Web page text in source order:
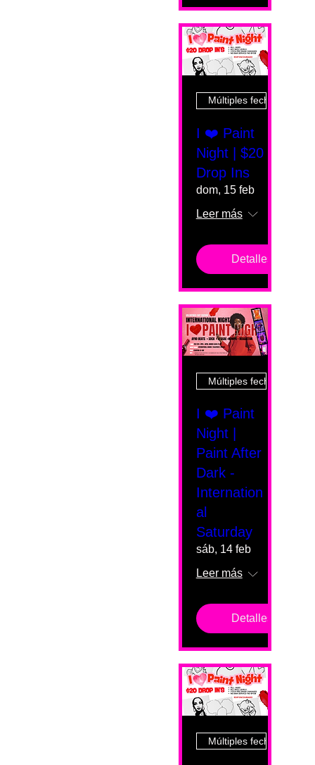
Múltiples fechas
I ❤️ Paint
Night | $20
Drop Ins
dom, 15 feb
Leer más
Detalles
Múltiples fechas
I ❤️ Paint
Night |
Paint After
Dark -
Internation
al
Saturday
sáb, 14 feb
Leer más
Detalles
Múltiples fechas